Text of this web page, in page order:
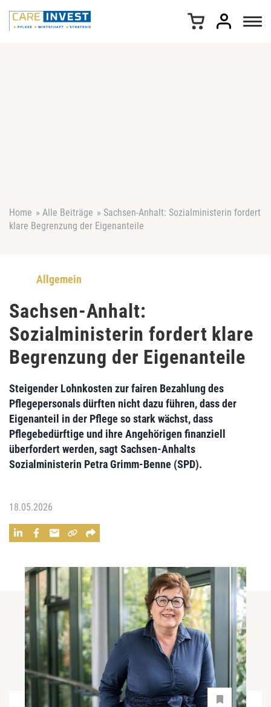
Home » Alle Beiträge » Sachsen-Anhalt: Sozialministerin fordert
klare Begrenzung der Eigenanteile
Allgemein
Sachsen-Anhalt:
Sozialministerin fordert klare
Begrenzung der Eigenanteile
Steigender Lohnkosten zur fairen Bezahlung des
Pflegepersonals dürften nicht dazu führen, dass der
Eigenanteil in der Pflege so stark wächst, dass
Pflegebedürftige und ihre Angehörigen finanziell
überfordert werden, sagt Sachsen-Anhalts
Sozialministerin Petra Grimm-Benne (SPD).
18.05.2026